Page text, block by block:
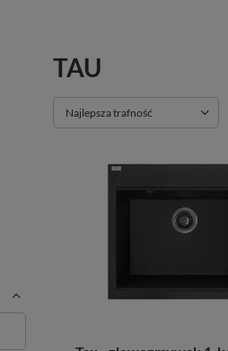
TAU
Zmień sortowanie
Najlepsza trafność